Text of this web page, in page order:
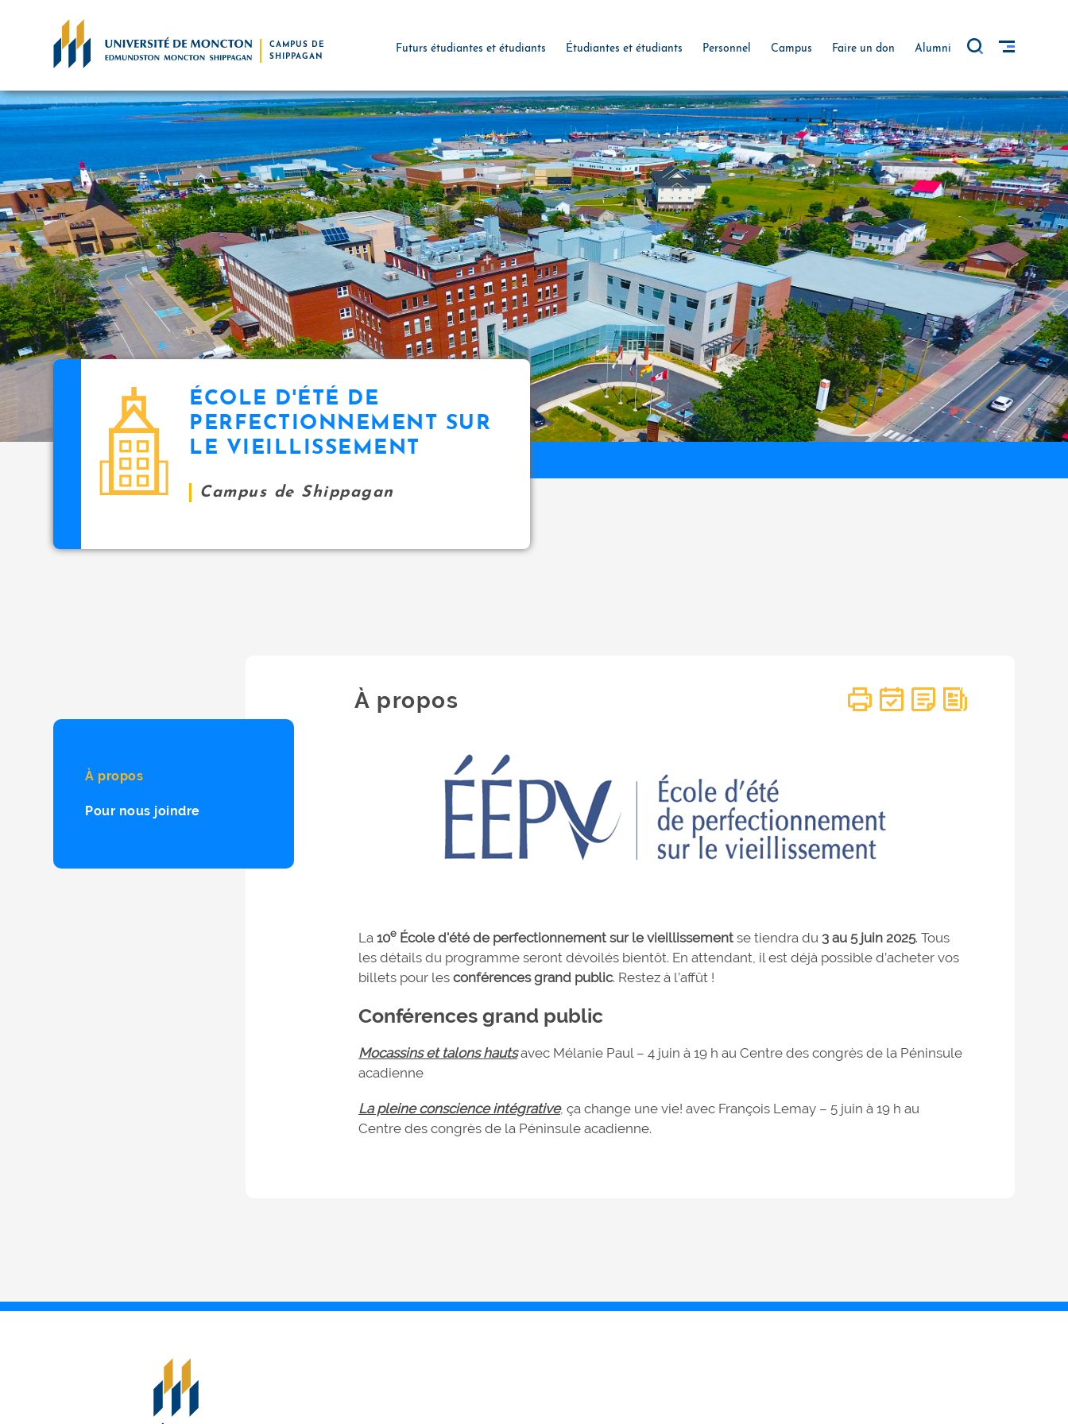
CAMPUS DE
SHIPPAGAN
Futurs étudiantes et étudiants Étudiantes et étudiants Personnel Campus Faire un don Alumni
ÉCOLE D'ÉTÉ DE
PERFECTIONNEMENT SUR
LE VIEILLISSEMENT
Campus de Shippagan
À propos
Pour nous joindre
À propos
La10e École d'été de perfectionnement sur le vieillissement se tiendra du 3 au 5 juin 2025. Tous
les détails du programme seront dévoilés bientôt. En attendant, il est déjà possible d’acheter vos
billets pour lesconférences grand public. Restez à l’affût !
Conférences grand public
Mocassins et talons hautsavec Mélanie Paul – 4 juin à 19 h au Centre des congrès de la Péninsule
acadienne
La pleine conscience intégrative, ça change une vie! avec François Lemay – 5 juin à 19 h au
Centre des congrès de la Péninsule acadienne.